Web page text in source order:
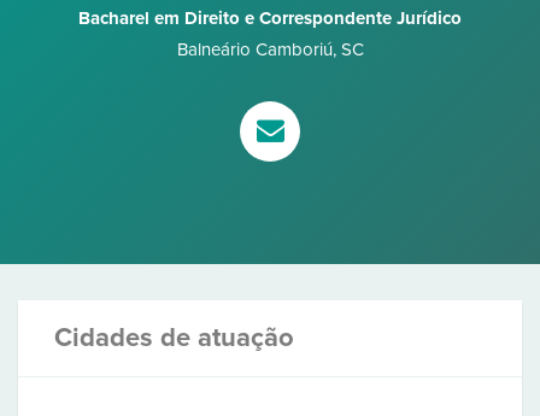
Bacharel em Direito e Correspondente Jurídico
Balneário Camboriú, SC
Cidades de atuação